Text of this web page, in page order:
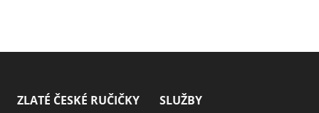
ZLATÉ ČESKÉ RUČIČKY SLUŽBY